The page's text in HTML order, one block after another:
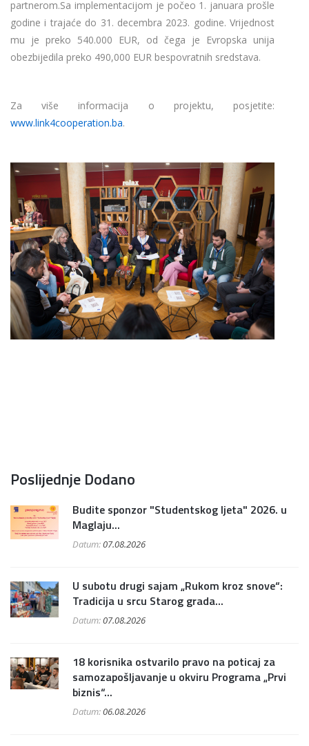
partnerom.Sa implementacijom je počeo 1. januara prošle
godine i trajaće do 31. decembra 2023. godine. Vrijednost
mu je preko 540.000 EUR, od čega je Evropska unija
obezbijedila preko 490,000 EUR bespovratnih sredstava.
Za više informacija o projektu, posjetite:
www.link4cooperation.ba.
Poslijednje Dodano
Budite sponzor "Studentskog ljeta" 2026. u
Maglaju...
Datum:07.08.2026
U subotu drugi sajam „Rukom kroz snove“:
Tradicija u srcu Starog grada...
Datum:07.08.2026
18 korisnika ostvarilo pravo na poticaj za
samozapošljavanje u okviru Programa „Prvi
biznis“...
Datum:06.08.2026